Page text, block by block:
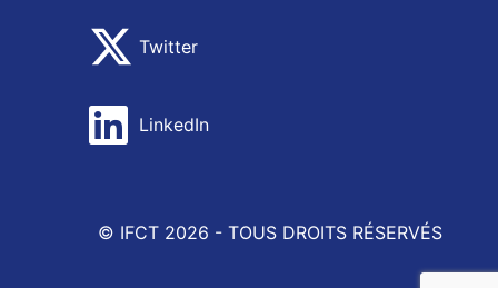
Twitter
LinkedIn
© IFCT 2026 - TOUS DROITS RÉSERVÉS